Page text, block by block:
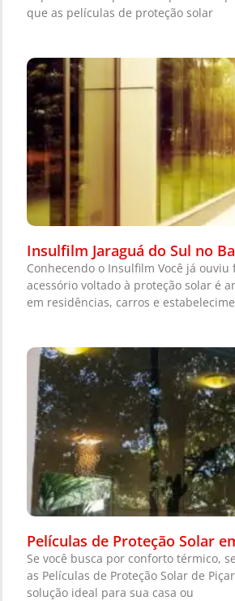
que as películas de proteção solar
Insulfilm Jaraguá do Sul no
Conhecendo o Insulfilm Você já ouviu
acessório voltado à proteção solar é
em residências, carros e
Películas de Proteção Solar
Se você busca por conforto térmico,
as Películas de Proteção Solar de
solução ideal para sua casa ou